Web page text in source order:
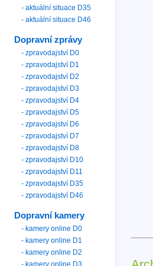
- aktuální situace D35
- aktuální situace D46
Dopravní zprávy
- zpravodajství D0
- zpravodajství D1
- zpravodajství D2
- zpravodajství D3
- zpravodajství D4
- zpravodajství D5
- zpravodajství D6
- zpravodajství D7
- zpravodajství D8
- zpravodajství D10
- zpravodajství D11
- zpravodajství D35
- zpravodajství D46
Dopravní kamery
- kamery online D0
- kamery online D1
- kamery online D2
- kamery online D3